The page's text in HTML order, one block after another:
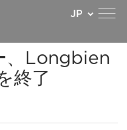
、Longbien
終了